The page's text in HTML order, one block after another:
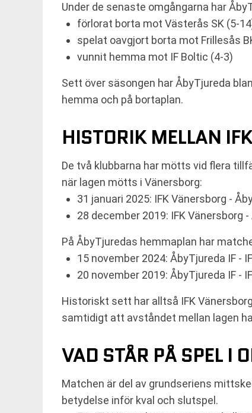
Under de senaste omgångarna har
förlorat borta mot Västerås SK (5-
spelat oavgjort borta mot Frillesås
vunnit hemma mot IF Boltic (4-3)
Sett över säsongen har ÅbyTjureda
hemma och på bortaplan.
HISTORIK MELLAN
De två klubbarna har mötts vid flera
när lagen mötts i Vänersborg:
31 januari 2025: IFK Vänersborg -
28 december 2019: IFK Vänersborg
På ÅbyTjuredas hemmaplan har
15 november 2024: ÅbyTjureda IF -
20 november 2019: ÅbyTjureda IF -
Historiskt sett har alltså IFK
samtidigt att avståndet mellan lagen
VAD STÅR PÅ SPEL I
Matchen är del av grundseriens
betydelse inför kval och slutspel.